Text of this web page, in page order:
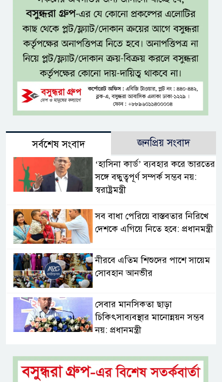
সর্বশেষ সংবাদ জনপ্রিয় সংবাদ
‘হাসিনা কার্ড’ ব্যবহার করে ভারতের
সঙ্গে বন্ধুত্বপূর্ণ সম্পর্ক সম্ভব নয়:
স্বরাষ্ট্রমন্ত্রী
সব বাধা পেরিয়ে বাস্তবতার নিরিখে
দেশকে এগিয়ে নিতে হবে: প্রধানমন্ত্রী
নীরবে এতিম শিশুদের পাশে সায়েম
সোবহান আনভীর
সেবার মানসিকতা ছাড়া
চিকিৎসাব্যবস্থার মানোন্নয়ন সম্ভব
নয়: প্রধানমন্ত্রী
বিদ্যুৎ-জ্বালানি নিয়ে অস্থিতিশীলতা
সৃষ্টিতে সক্রিয় চক্র: প্রধানমন্ত্রী